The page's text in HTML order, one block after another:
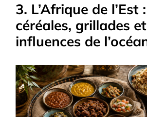
3. L’Afrique de l’Est
céréales, grillades et
influences de